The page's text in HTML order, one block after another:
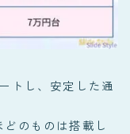
トし、安定した通
のものは搭載し